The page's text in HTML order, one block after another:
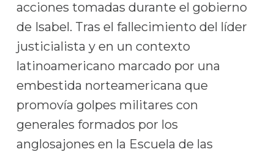
acciones tomadas durante el gobierno
de Isabel. Tras el fallecimiento del líder
justicialista y en un contexto
latinoamericano marcado por una
embestida norteamericana que
promovía golpes militares con
generales formados por los
anglosajones en la Escuela de las